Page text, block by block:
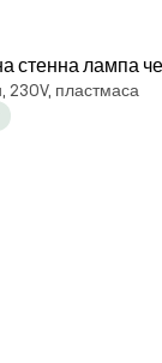
стенна лампа
пластмаса, вкл.
230V, пластмаса